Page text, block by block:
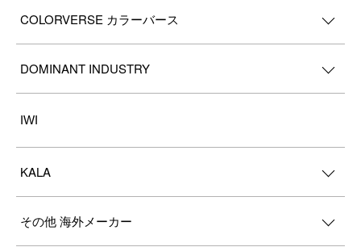
COLORVERSE カラーバース
DOMINANT INDUSTRY
IWI
KALA
その他 海外メーカー